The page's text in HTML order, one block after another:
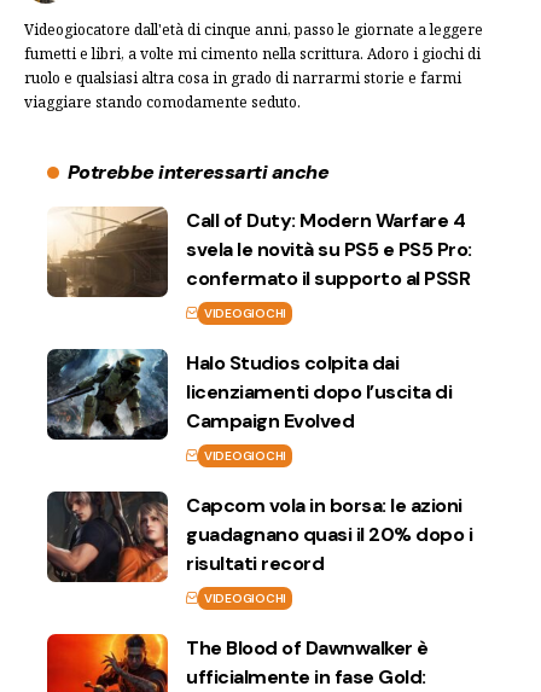
Videogiocatore dall'età di cinque anni, passo le giornate a leggere
fumetti e libri, a volte mi cimento nella scrittura. Adoro i giochi di
ruolo e qualsiasi altra cosa in grado di narrarmi storie e farmi
viaggiare stando comodamente seduto.
Potrebbe interessarti anche
Call of Duty: Modern Warfare 4
svela le novità su PS5 e PS5 Pro:
confermato il supporto al PSSR
VIDEOGIOCHI
Halo Studios colpita dai
licenziamenti dopo l’uscita di
Campaign Evolved
VIDEOGIOCHI
Capcom vola in borsa: le azioni
guadagnano quasi il 20% dopo i
risultati record
VIDEOGIOCHI
The Blood of Dawnwalker è
ufficialmente in fase Gold: